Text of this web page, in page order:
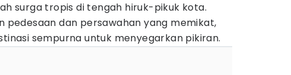
surga tropis di tengah hiruk-pikuk kota.
pedesaan dan persawahan yang memikat,
sempurna untuk menyegarkan pikiran.